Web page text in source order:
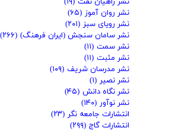
نشر روان آموز (۶۵)
نشر رویای سبز (۲۰۱)
نشر سامان سنجش (ایران فرهنگ) (۲۶۶)
نشر سمت (۱۱)
نشر مثبت (۱۱)
نشر مدرسان شریف (۱۰۹)
نشر نصیر (۱)
نشر نگاه دانش (۴۵)
نشر نوآور (۱۴۰)
انتشارات جامعه نگر (۲۳)
انتشارات گاج (۲۹۹)